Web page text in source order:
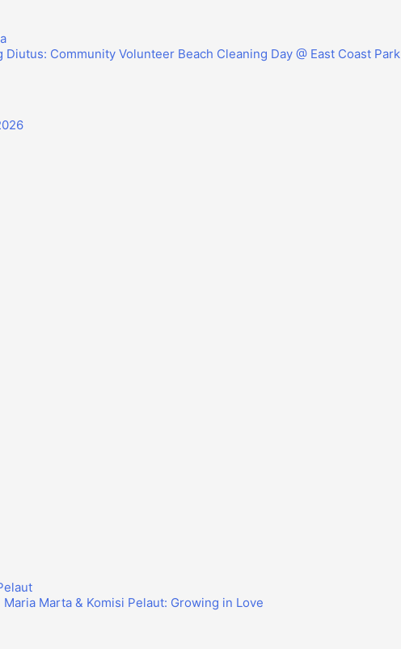
Diutus: Community Volunteer Beach Cleaning Day @ East Coast Park
Maria Marta & Komisi Pelaut: Growing in Love